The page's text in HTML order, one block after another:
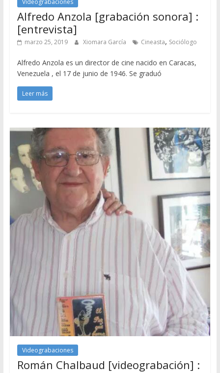
Alfredo Anzola [grabación sonora] :
[entrevista]
marzo 25, 2019 Xiomara García Cineasta, Sociólogo
Alfredo Anzola es un director de cine nacido en Caracas,
Venezuela , el 17 de junio de 1946. Se graduó
Leer más
Videograbaciones
Román Chalbaud [videograbación] :